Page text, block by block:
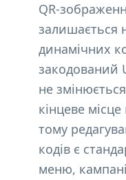
QR-
залишається
динамічних
закодований
не
кінцеве
тому
кодів є
меню,